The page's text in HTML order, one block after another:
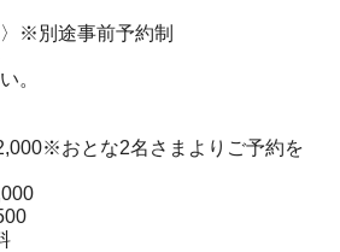
〉※別途事前予約制
。
おとな2名さまよりご予約を